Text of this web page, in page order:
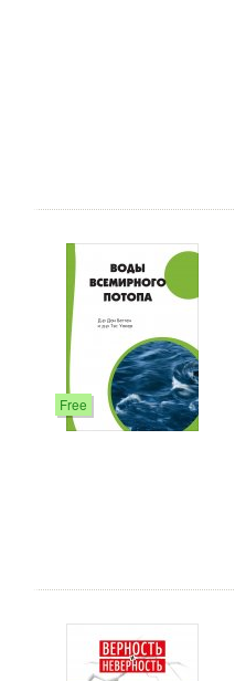
Free